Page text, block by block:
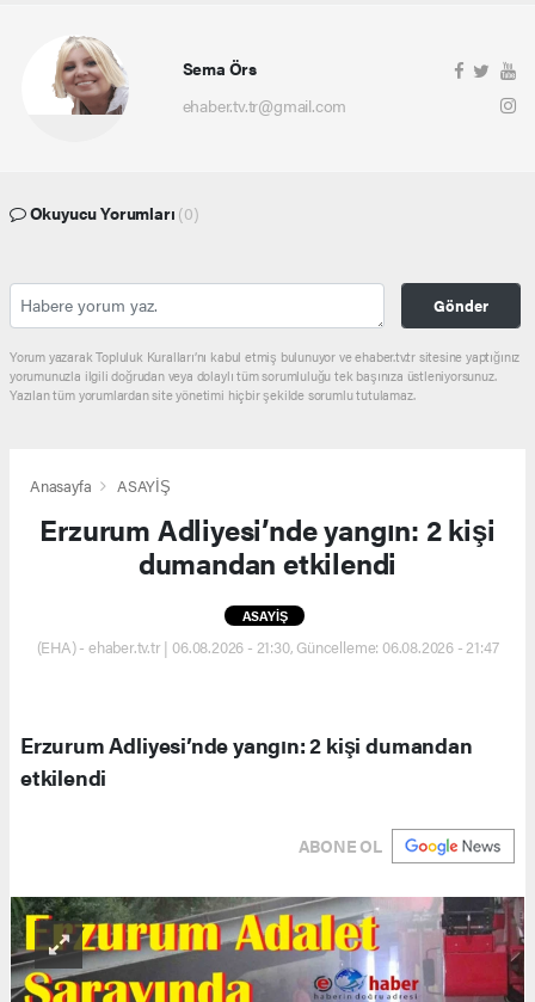
Sema Örs
ehaber.tv.tr@gmail.com
Okuyucu Yorumları (0)
Gönder
Yorum yazarak Topluluk Kuralları’nı kabul etmiş bulunuyor ve ehaber.tv.tr sitesine yaptığınız
yorumunuzla ilgili doğrudan veya dolaylı tüm sorumluluğu tek başınıza üstleniyorsunuz.
Yazılan tüm yorumlardan site yönetimi hiçbir şekilde sorumlu tutulamaz.
Anasayfa ASAYİŞ
Erzurum Adliyesi’nde yangın: 2 kişi
dumandan etkilendi
ASAYİŞ
(EHA) - ehaber.tv.tr | 06.08.2026 - 21:30, Güncelleme: 06.08.2026 - 21:47
Erzurum Adliyesi’nde yangın: 2 kişi dumandan
etkilendi
ABONE OL